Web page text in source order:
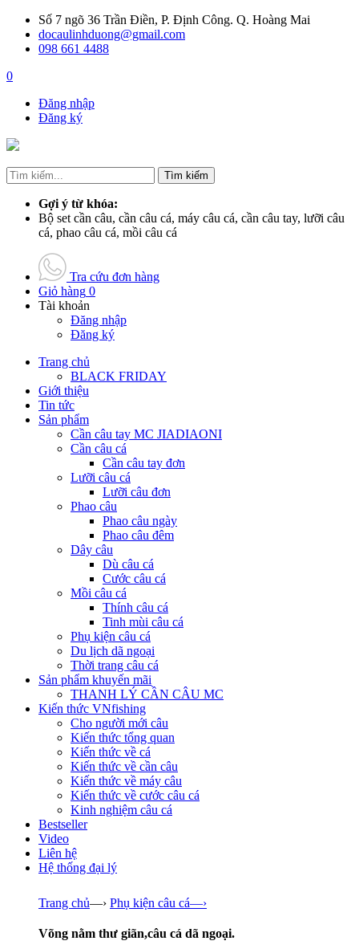
Số 7 ngõ 36 Trần Điền, P. Định Công. Q. Hoàng Mai
docaulinhduong@gmail.com
098 661 4488
0
Đăng nhập
Đăng ký
Tìm kiếm
Gợi ý từ khóa:
Bộ set cần câu, cần câu cá, máy câu cá, cần câu tay, lưỡi câu
cá, phao câu cá, mồi câu cá
Tra cứu đơn hàng
Giỏ hàng 0
Tài khoản
Đăng nhập
Đăng ký
Trang chủ
BLACK FRIDAY
Giới thiệu
Tin tức
Sản phẩm
Cần câu tay MC JIADIAONI
Cần câu cá
Cần câu tay đơn
Lưỡi câu cá
Lưỡi câu đơn
Phao câu
Phao câu ngày
Phao câu đêm
Dây câu
Dù câu cá
Cước câu cá
Mồi câu cá
Thính câu cá
Tinh mùi câu cá
Phụ kiện câu cá
Du lịch dã ngoại
Thời trang câu cá
Sản phẩm khuyến mãi
THANH LÝ CẦN CÂU MC
Kiến thức VNfishing
Cho người mới câu
Kiến thức tổng quan
Kiến thức về cá
Kiến thức về cần câu
Kiến thức về máy câu
Kiến thức về cước câu cá
Kinh nghiệm câu cá
Bestseller
Video
Liên hệ
Hệ thống đại lý
Trang chủ—› Phụ kiện câu cá—›
Võng nằm thư giãn,câu cá dã ngoại.